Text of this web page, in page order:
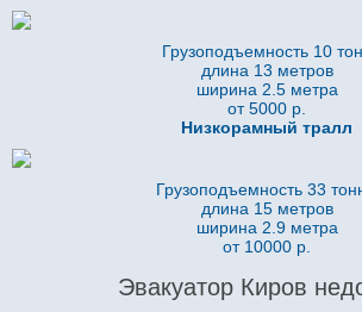
Грузоподъемность 10
длина 13 метров
ширина 2.5 метра
от 5000 р.
Низкорамный тралл
Грузоподъемность 33
длина 15 метров
ширина 2.9 метра
от 10000 р.
Эвакуатор Киров